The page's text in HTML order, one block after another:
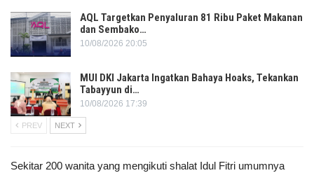
AQL Targetkan Penyaluran 81 Ribu Paket Makanan
dan Sembako…
10/08/2026 20:05
MUI DKI Jakarta Ingatkan Bahaya Hoaks, Tekankan
Tabayyun di…
10/08/2026 17:39
PREV NEXT
Sekitar 200 wanita yang mengikuti shalat Idul Fitri umumnya